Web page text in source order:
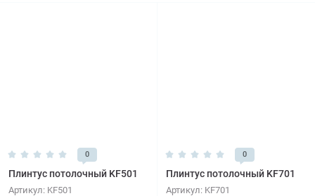
0
Плинтус потолочный KF501
Артикул: KF501
0
Плинтус потолочный KF701
Артикул: KF701